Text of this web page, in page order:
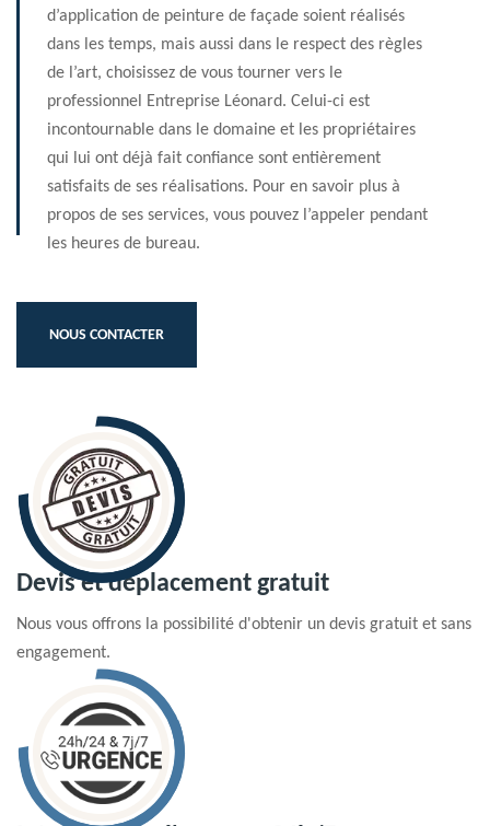
d’application de peinture de façade soient réalisés
dans les temps, mais aussi dans le respect des règles
de l’art, choisissez de vous tourner vers le
professionnel Entreprise Léonard. Celui-ci est
incontournable dans le domaine et les propriétaires
qui lui ont déjà fait confiance sont entièrement
satisfaits de ses réalisations. Pour en savoir plus à
propos de ses services, vous pouvez l’appeler pendant
les heures de bureau.
NOUS CONTACTER
Devis et déplacement gratuit
Nous vous offrons la possibilité d'obtenir un devis gratuit et sans
engagement.